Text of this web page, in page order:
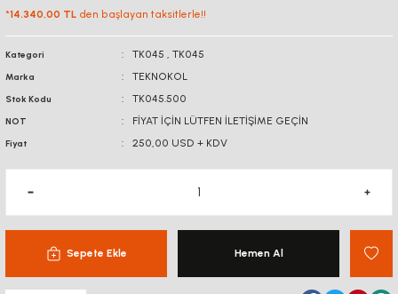
*14.340,00 TL den başlayan taksitlerle!!
Kategori TK045 , TK045
Marka TEKNOKOL
Stok Kodu TK045.500
NOT FİYAT İÇİN LÜTFEN İLETİŞİME GEÇİN
Fiyat 250,00 USD + KDV
Sepete Ekle Hemen Al